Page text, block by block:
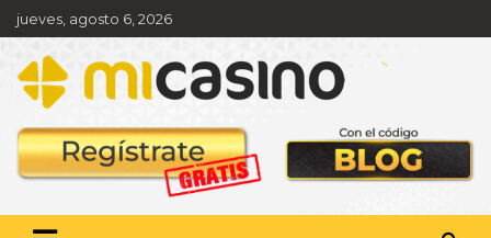
Saltar
al
contenido
jueves, agosto 6, 2026
Pronóstico deportivo,
apuestas y actualidad
deportiva